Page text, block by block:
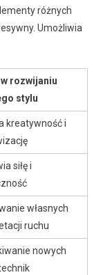
różnych
Umożliwia
rozwijaniu
stylu
kreatywność i
siłę i
własnych
ruchu
nowych